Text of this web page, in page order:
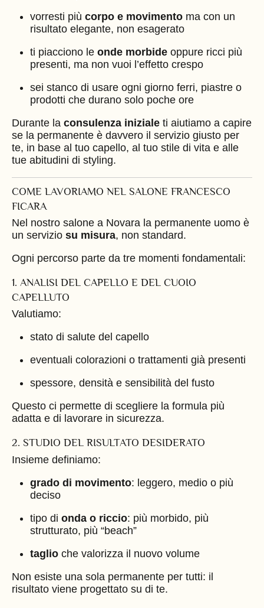
vorresti più corpo e movimentoma con un
risultato elegante, non esagerato
ti piacciono le onde morbideoppure ricci più
presenti, ma non vuoi l’effetto crespo
sei stanco di usare ogni giorno ferri, piastre o
prodotti che durano solo poche ore
Durante la consulenza iniziale ti aiutiamo a capire
se la permanente è davvero il servizio giusto per
te, in base al tuo capello, al tuo stile di vita e alle
tue abitudini di styling.
COME LAVORIAMO NEL SALONE FRANCESCO
FICARA
Nel nostro salone a Novara la permanente uomo è
un servizio su misura, non standard.
Ogni percorso parte da tre momenti fondamentali:
1. ANALISI DEL CAPELLO E DEL CUOIO
CAPELLUTO
Valutiamo:
stato di salute del capello
eventuali colorazioni o trattamenti già presenti
spessore, densità e sensibilità del fusto
Questo ci permette di scegliere la formula più
adatta e di lavorare in sicurezza.
2. STUDIO DEL RISULTATO DESIDERATO
Insieme definiamo:
grado di movimento: leggero, medio o più
deciso
tipo di onda o riccio: più morbido, più
strutturato, più “beach”
taglioche valorizza il nuovo volume
Non esiste una sola permanente per tutti: il
risultato viene progettato su di te.